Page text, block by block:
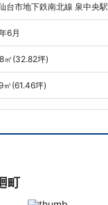
台市地下鉄南北線 泉中央駅
6月
㎡(32.82坪)
㎡(61.46坪)
町